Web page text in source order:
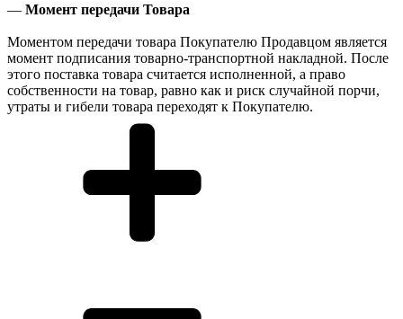
— Момент передачи Товара
Моментом передачи товара Покупателю Продавцом является
момент подписания товарно-транспортной накладной. После
этого поставка товара считается исполненной, а право
собственности на товар, равно как и риск случайной порчи,
утраты и гибели товара переходят к Покупателю.